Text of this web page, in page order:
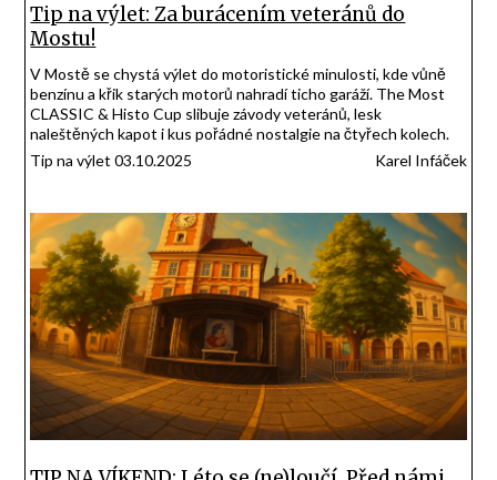
Tip na výlet: Za burácením veteránů do
Mostu!
V Mostě se chystá výlet do motoristické minulosti, kde vůně
benzínu a křik starých motorů nahradí ticho garáží. The Most
CLASSIC & Histo Cup slibuje závody veteránů, lesk
naleštěných kapot i kus pořádné nostalgie na čtyřech kolech.
Tip na výlet 03.10.2025
Karel Infáček